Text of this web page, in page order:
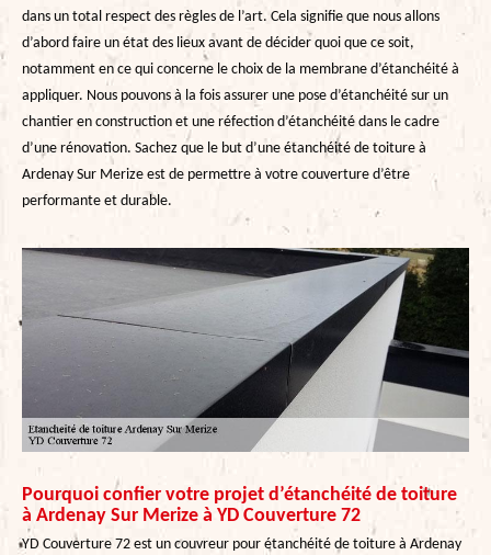
dans un total respect des règles de l’art. Cela signifie que nous allons
d’abord faire un état des lieux avant de décider quoi que ce soit,
notamment en ce qui concerne le choix de la membrane d’étanchéité à
appliquer. Nous pouvons à la fois assurer une pose d’étanchéité sur un
chantier en construction et une réfection d’étanchéité dans le cadre
d’une rénovation. Sachez que le but d’une étanchéité de toiture à
Ardenay Sur Merize est de permettre à votre couverture d’être
performante et durable.
Pourquoi confier votre projet d’étanchéité de toiture
à Ardenay Sur Merize à YD Couverture 72
YD Couverture 72 est un couvreur pour étanchéité de toiture à Ardenay